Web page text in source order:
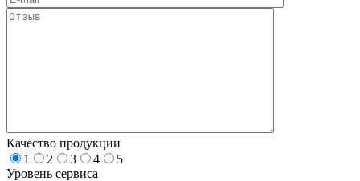
Качество продукции
1
2 3 4
5
Уровень сервиса